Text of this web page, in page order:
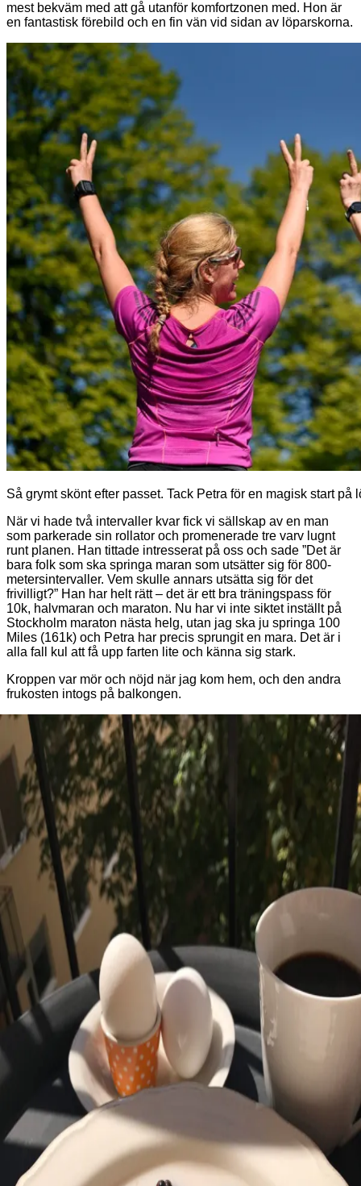
mest bekväm med att gå utanför komfortzonen med. Hon är
en fantastisk förebild och en fin vän vid sidan av löparskorna.
Så grymt skönt efter passet. Tack Petra för en magisk start
När vi hade två intervaller kvar fick vi sällskap av en man
som parkerade sin rollator och promenerade tre varv lugnt
runt planen. Han tittade intresserat på oss och sade ”Det är
bara folk som ska springa maran som utsätter sig för 800-
metersintervaller. Vem skulle annars utsätta sig för det
frivilligt?” Han har helt rätt – det är ett bra träningspass för
10k, halvmaran och maraton. Nu har vi inte siktet inställt på
Stockholm maraton nästa helg, utan jag ska ju springa 100
Miles (161k) och Petra har precis sprungit en mara. Det är i
alla fall kul att få upp farten lite och känna sig stark.
Kroppen var mör och nöjd när jag kom hem, och den andra
frukosten intogs på balkongen.